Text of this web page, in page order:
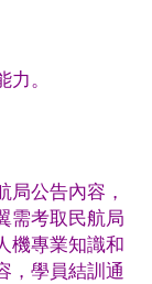
。
局公告內容，
需考取民航局
機專業知識和
，學員結訓通